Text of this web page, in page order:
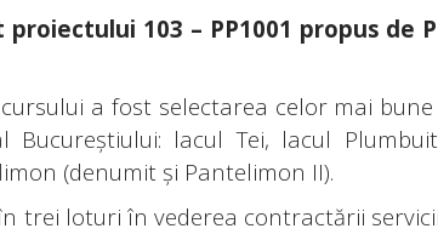
103 – PP1001 propus de
a fost selectarea celor mai
lacul Tei, lacul
(denumit și Pantelimon II).
trei loturi în vederea contractării